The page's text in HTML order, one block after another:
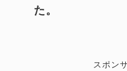
た。
スポン